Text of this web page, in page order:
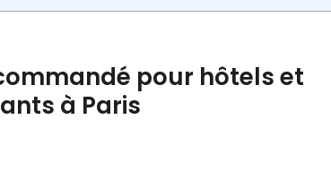
pour hôtels et
à Paris